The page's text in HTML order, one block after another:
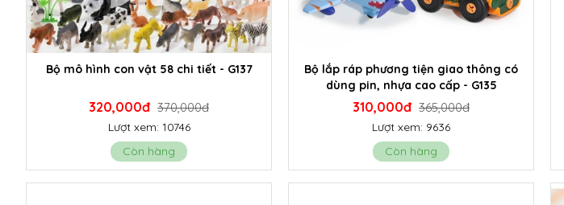
Bộ mô hình con vật 58 chi tiết - G137
320,000đ 370,000đ
Lượt xem: 10746
Còn hàng
Bộ lắp ráp phương tiện giao thông có
dùng pin, nhựa cao cấp - G135
310,000đ 365,000đ
Lượt xem: 9636
Còn hàng